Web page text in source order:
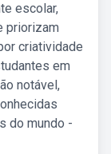
escolar,
priorizam
criatividade
em
notável,
do mundo -